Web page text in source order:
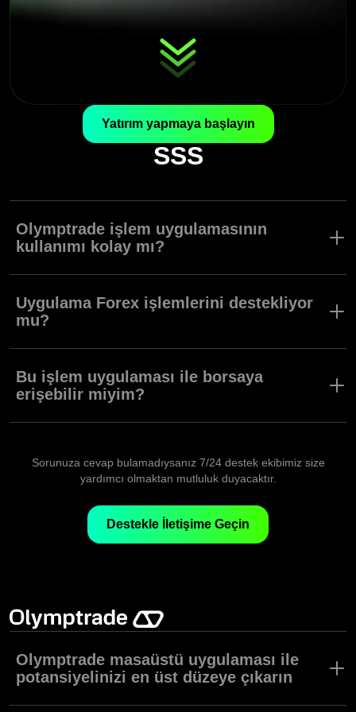
Yatırım yapmaya başlayın
SSS
Olymptrade işlem uygulamasının
kullanımı kolay mı?
gezinmesini ve tüm araçları kullanmasını kolaylaştırmak için
tasarlanmıştır.
Uygulama Forex işlemlerini destekliyor
mu?
modları, stratejiler ve varlıklar, çeşitli işlem tarzları ve tercihleri
olan kullanıcılar için mükemmeldir.
Bu işlem uygulaması ile borsaya
erişebilir miyim?
Sorunuza cevap bulamadıysanız 7/24 destek ekibimiz size
yardımcı olmaktan mutluluk duyacaktır.
Destekle İletişime Geçin
Olymptrade masaüstü uygulaması ile
potansiyelinizi en üst düzeye çıkarın